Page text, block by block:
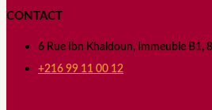
CONTACT
6 Rue Ibn Khaldoun, Immeuble B1,
+216 99 11 00 12